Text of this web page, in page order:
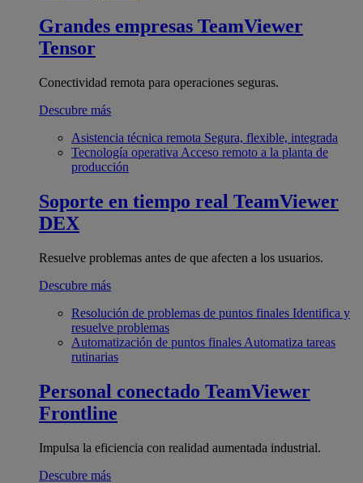
Grandes empresas TeamViewer
Tensor
Conectividad remota para operaciones seguras.
Descubre más
Asistencia técnica remota Segura, flexible, integrada
Tecnología operativa Acceso remoto a la planta de
producción
Soporte en tiempo real TeamViewer
DEX
Resuelve problemas antes de que afecten a los usuarios.
Descubre más
Resolución de problemas de puntos finales Identifica y
resuelve problemas
Automatización de puntos finales Automatiza tareas
rutinarias
Personal conectado TeamViewer
Frontline
Impulsa la eficiencia con realidad aumentada industrial.
Descubre más